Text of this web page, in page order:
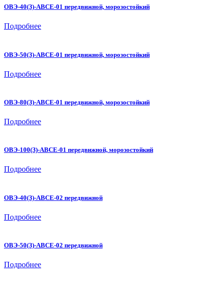
ОВЭ-40(З)-АВСЕ-01 передвижной, морозостойкий
Подробнее
ОВЭ-50(З)-АВСЕ-01 передвижной, морозостойкий
Подробнее
ОВЭ-80(З)-АВСЕ-01 передвижной, морозостойкий
Подробнее
ОВЭ-100(З)-АВСЕ-01 передвижной, морозостойкий
Подробнее
ОВЭ-40(З)-АВСЕ-02 передвижной
Подробнее
ОВЭ-50(З)-АВСЕ-02 передвижной
Подробнее